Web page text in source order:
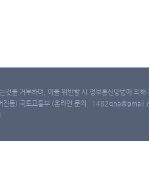
것을 거부하며, 이를 위반할 시 정보통신망법에 의
진동) 국토교통부 (온라인 문의 :